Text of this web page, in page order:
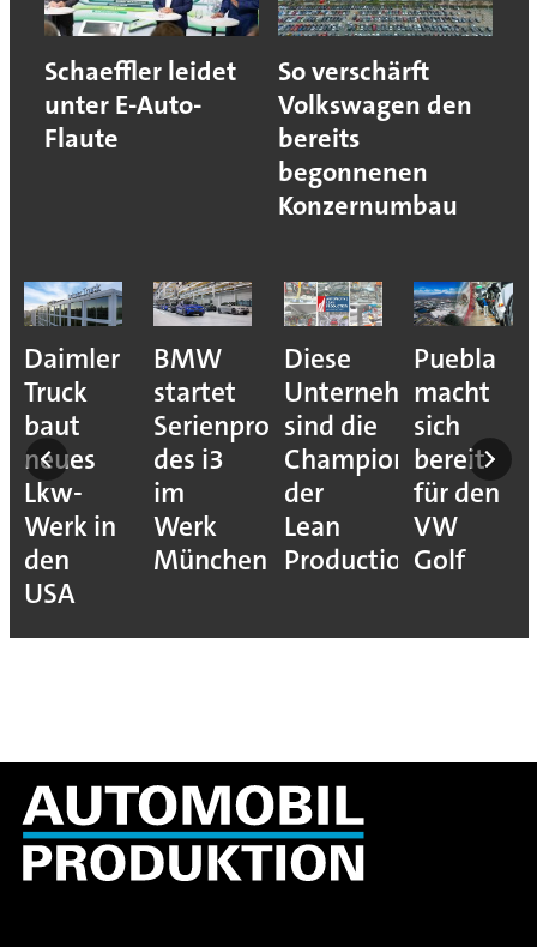
Schaeffler leidet
unter E-Auto-
Flaute
So verschärft
Volkswagen den
bereits
begonnenen
Konzernumbau
Daimler
Truck
baut
neues
Lkw-
Werk in
den
USA
BMW
startet
Serienproduktion
des i3
im
Werk
München
Diese
Unternehmen
sind die
Champions
der
Lean
Production
Puebla
macht
sich
bereit
für den
VW
Golf